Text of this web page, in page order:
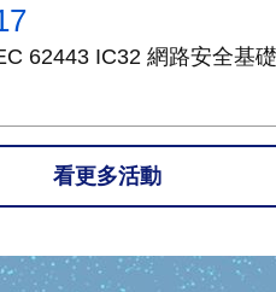
62443 IC32 網路安全基
看更多活動